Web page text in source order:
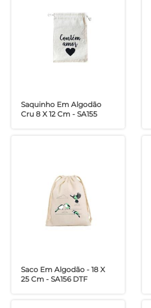
Saquinho Em Algodão
Cru 8 X 12 Cm - SA155
Saco Em Algodão - 18 X
25 Cm - SA156 DTF